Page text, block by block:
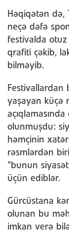
Həqiqətən də,
neçə dəfə
festivalda
qrafiti çəkib,
bilməyib.
Festivallardan
yaşayan küçə
olunmuşdu:
həmçinin
rəsmlərdən
“bunun
üçün ediblər.
Gürcüstana
olunan bu
imkan verə